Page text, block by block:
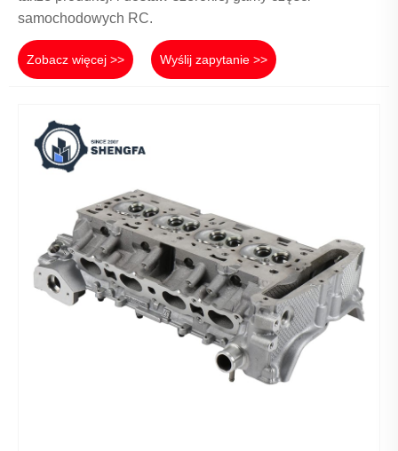
samochodowych RC.
Zobacz więcej >> Wyślij zapytanie >>